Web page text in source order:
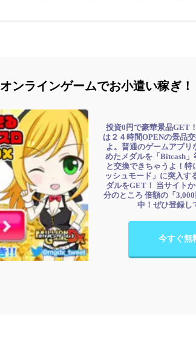
オンラインゲームでお小遣い稼ぎ！
投資0円で豪華景品GET
は２４時間OPENの景品
よ。普通のゲームアプ
めたメダルを「Bitcash
と交換できちゃうよ！
ッシュモード」に突入す
ダルをGET！ 当サイト
分のところ 倍額の「
中！ぜひ登録し
今すぐ無